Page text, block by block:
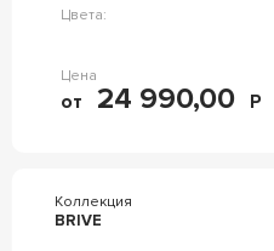
Цвета:
Цена
от 24 990,00 Р
Коллекция
BRIVE